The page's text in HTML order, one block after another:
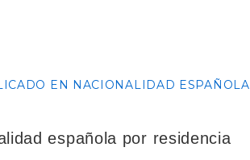
EN NACIONALIDAD ESPAÑOLA